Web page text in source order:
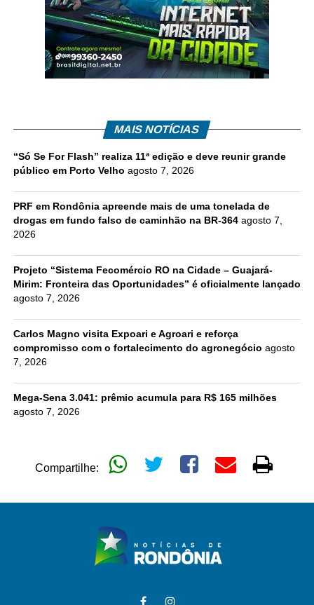
MAIS NOTÍCIAS
“Só Se For Flash” realiza 11ª edição e deve reunir grande
público em Porto Velho agosto 7, 2026
PRF em Rondônia apreende mais de uma tonelada de
drogas em fundo falso de caminhão na BR-364 agosto 7,
2026
Projeto “Sistema Fecomércio RO na Cidade – Guajará-
Mirim: Fronteira das Oportunidades” é oficialmente lançado
agosto 7, 2026
Carlos Magno visita Expoari e Agroari e reforça
compromisso com o fortalecimento do agronegócio agosto
7, 2026
Mega-Sena 3.041: prêmio acumula para R$ 165 milhões
agosto 7, 2026
Compartilhe: